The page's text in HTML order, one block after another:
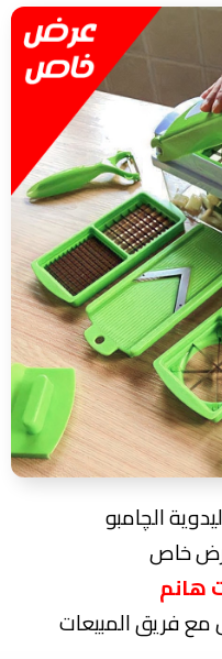
الچامبو
خاص
هانم
مع فريق المبيعات